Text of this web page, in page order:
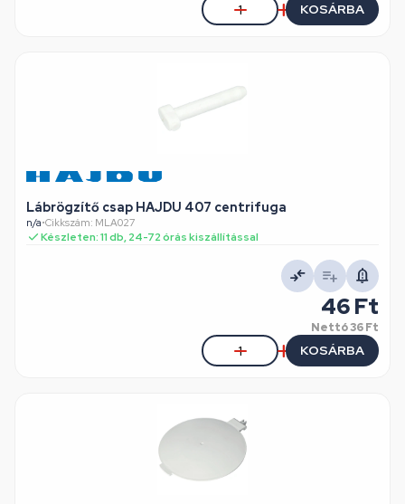
KOSÁRBA
Lábrögzítő csap HAJDU 407 centrifuga
n/a•Cikkszám: MLA027
Készleten: 11 db, 24-72 órás kiszállítással
46 Ft
Nettó36 Ft
KOSÁRBA